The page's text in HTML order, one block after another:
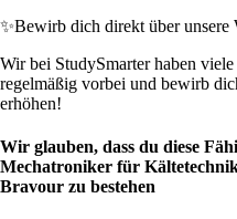
✨Bewirb dich direkt über unsere
Wir bei StudySmarter haben
regelmäßig vorbei und bewirb
erhöhen!
Wir glauben, dass du diese
Mechatroniker für
Bravour zu bestehen